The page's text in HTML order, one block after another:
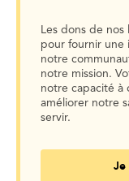
Les dons de
pour fournir une
notre
notre mission.
notre capacité à
améliorer notre
servir.
Je